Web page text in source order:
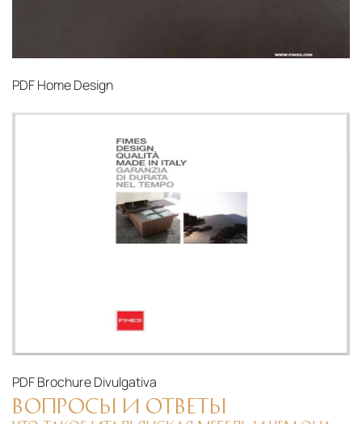
PDFHome Design
PDFBrochure Divulgativa
ВОПРОСЫ И ОТВЕТЫ